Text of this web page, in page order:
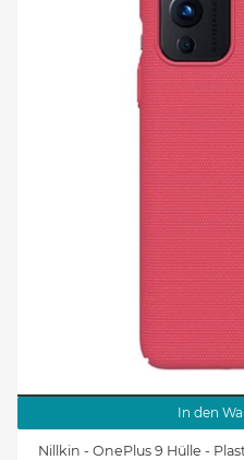
In den
Nillkin - OnePlus 9 Hülle -